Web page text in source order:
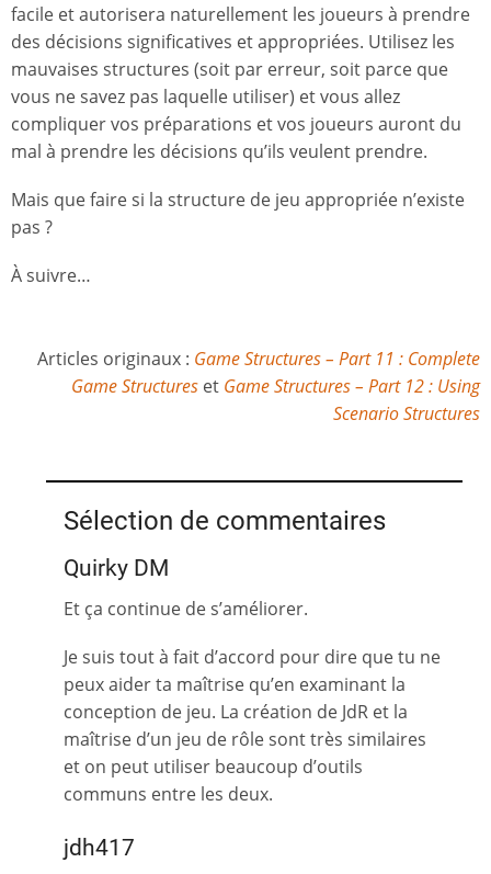
facile et autorisera naturellement les joueurs à prendre
des décisions significatives et appropriées. Utilisez les
mauvaises structures (soit par erreur, soit parce que
vous ne savez pas laquelle utiliser) et vous allez
compliquer vos préparations et vos joueurs auront du
mal à prendre les décisions qu’ils veulent prendre.
Mais que faire si la structure de jeu appropriée n’existe
pas ?
À suivre…
Articles originaux : Game Structures – Part 11 : Complete
Game Structures et Game Structures – Part 12 : Using
Scenario Structures
Sélection de commentaires
Quirky DM
Et ça continue de s’améliorer.
Je suis tout à fait d’accord pour dire que tu ne
peux aider ta maîtrise qu’en examinant la
conception de jeu. La création de JdR et la
maîtrise d’un jeu de rôle sont très similaires
et on peut utiliser beaucoup d’outils
communs entre les deux.
jdh417